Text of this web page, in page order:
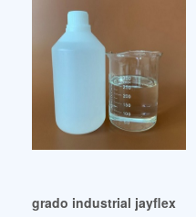
grado industrial jayflex